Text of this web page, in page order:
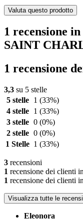
Valuta questo prodotto
1 recensione
SAINT
1 recensione
3,3 su 5 stelle
5 stelle
1 (33%)
4 stelle
1 (33%)
3 stelle 0 (0%)
2 stelle 0 (0%)
1 Stelle 1 (33%)
3 recensioni
1 recensione dei clienti
1 recensione dei clienti
Visualizza tutte le
Eleonora